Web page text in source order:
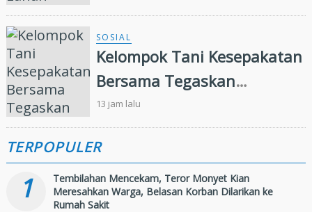
SOSIAL
Kelompok Tani Kesepakatan
Bersama Tegaskan
Penugasan Pengelolaan
Lahan Eks Ationg Legal
13 jam lalu
TERPOPULER
1
Tembilahan Mencekam, Teror Monyet Kian
Meresahkan Warga, Belasan Korban Dilarikan ke
Rumah Sakit